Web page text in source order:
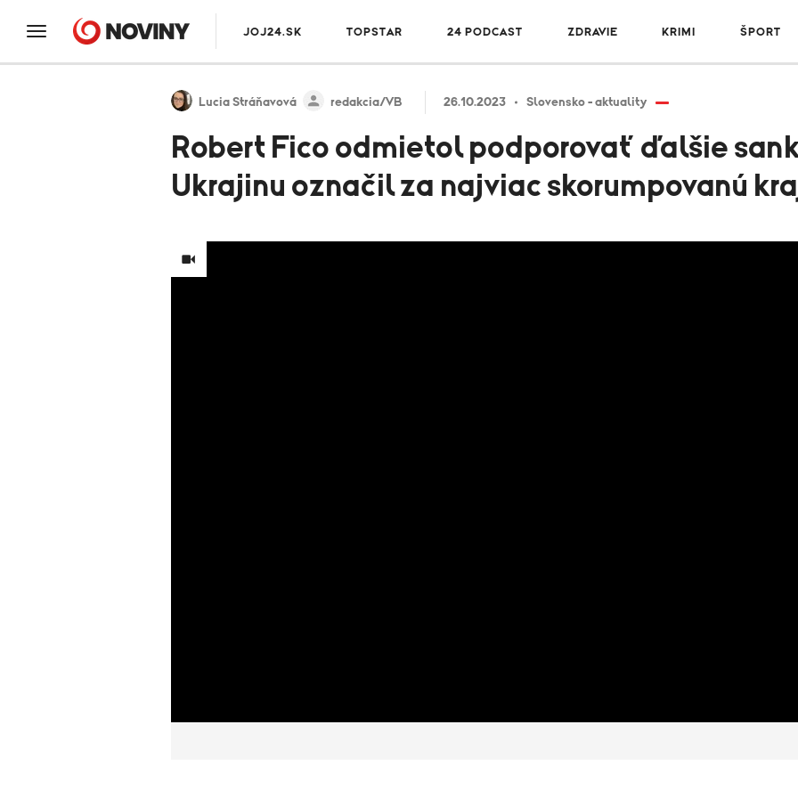
JOJ24.SK TOPSTAR 24 PODCAST ZDRAVIE KRIMI ŠPORT
Lucia Stráňavová redakcia/VB 26.10.2023 Slovensko - aktuality
Robert Fico odmietol podporovať ďalšie
Ukrajinu označil za najviac skorumpovanú